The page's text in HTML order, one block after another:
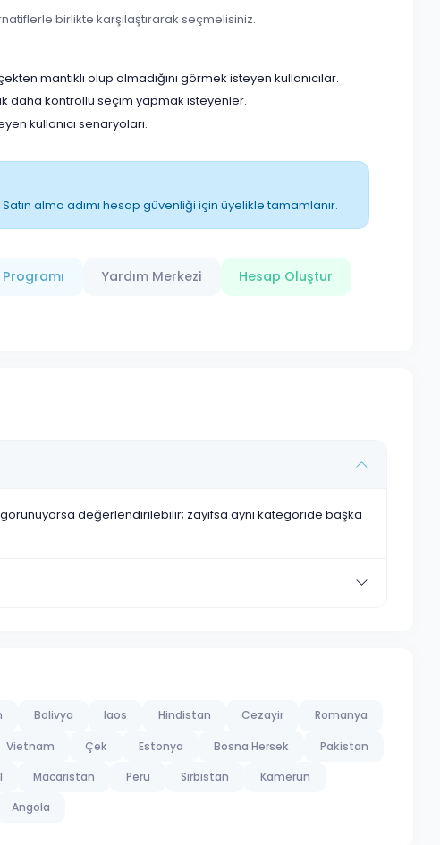
birlikte karşılaştırarak seçmelisiniz.
mantıklı olup olmadığını görmek isteyen kullanıcılar.
daha kontrollü seçim yapmak isteyenler.
kullanıcı senaryoları.
alma adımı hesap güvenliği için üyelikle tamamlanır.
Yardım Merkezi Hesap Oluştur
görünüyorsa değerlendirilebilir; zayıfsa aynı kategoride başka
Bolivya laos Hindistan Cezayir Romanya
Vietnam Çek Estonya Bosna Hersek Pakistan
Macaristan Peru Sırbistan Kamerun
Angola